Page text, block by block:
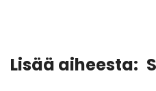
Lisää aiheesta: